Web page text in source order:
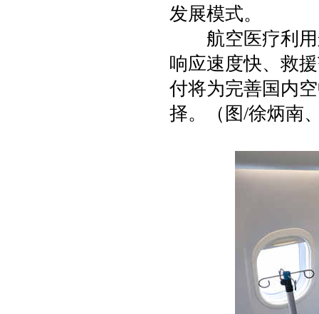
发展模式。
航空医疗利用
响应速度快、救
付将为完善国内
择。（图/徐炳南